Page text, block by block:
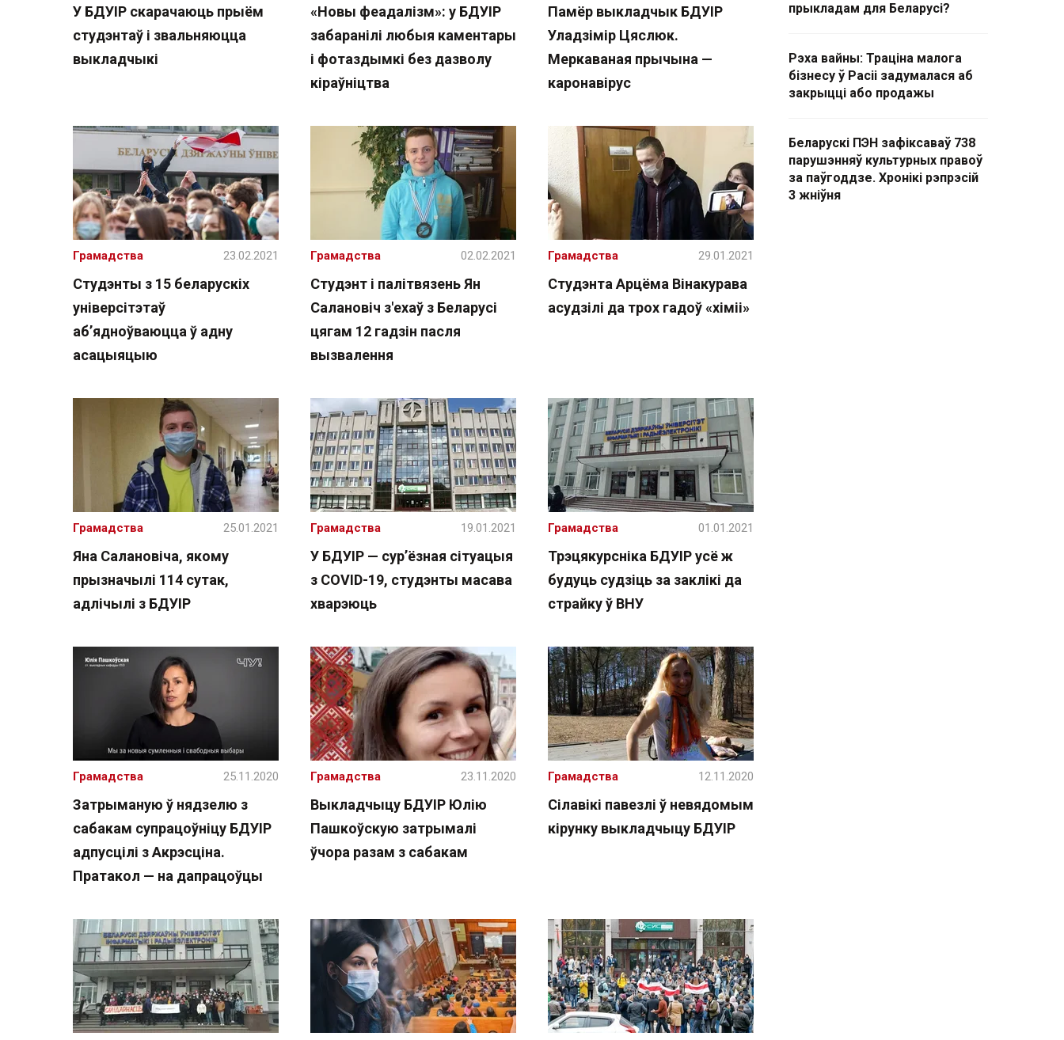
У БДУІР скарачаюць прыём
студэнтаў і звальняюцца
выкладчыкі
«Новы феадалізм»: у БДУІР
забаранілі любыя каментары
і фотаздымкі без дазволу
кіраўніцтва
Памёр выкладчык БДУІР
Уладзімір Цяслюк.
Меркаваная прычына —
каронавірус
Cтудэнты з 15 беларускіх
універсітэтаў
аб’ядноўваюцца ў адну
асацыяцыю
Грамадства 23.02.2021
Студэнт і палітвязень Ян
Салановіч з'ехаў з Беларусі
цягам 12 гадзін пасля
вызвалення
Грамадства 02.02.2021
Студэнта Арцёма Вінакурава
асудзілі да трох гадоў «хіміі»
Грамадства 29.01.2021
Яна Салановіча, якому
прызначылі 114 сутак,
адлічылі з БДУІР
Грамадства 25.01.2021
У БДУІР — сур’ёзная сітуацыя
з COVID-19, студэнты масава
хварэюць
Грамадства 19.01.2021
Трэцякурсніка БДУІР усё ж
будуць судзіць за заклікі да
страйку ў ВНУ
Грамадства 01.01.2021
Затрыманую ў нядзелю з
сабакам супрацоўніцу БДУІР
адпусцілі з Акрэсціна.
Пратакол — на дапрацоўцы
Грамадства 25.11.2020
Выкладчыцу БДУІР Юлію
Пашкоўскую затрымалі
ўчора разам з сабакам
Грамадства 23.11.2020
Сілавікі павезлі ў невядомым
кірунку выкладчыцу БДУІР
Грамадства 12.11.2020
прыкладам для Беларусі?
Рэха вайны: Траціна малога
бізнесу ў Расіі задумалася аб
закрыцці або продажы
Беларускі ПЭН зафіксаваў 738
парушэнняў культурных правоў
за паўгоддзе. Хронікі рэпрэсій
3 жніўня